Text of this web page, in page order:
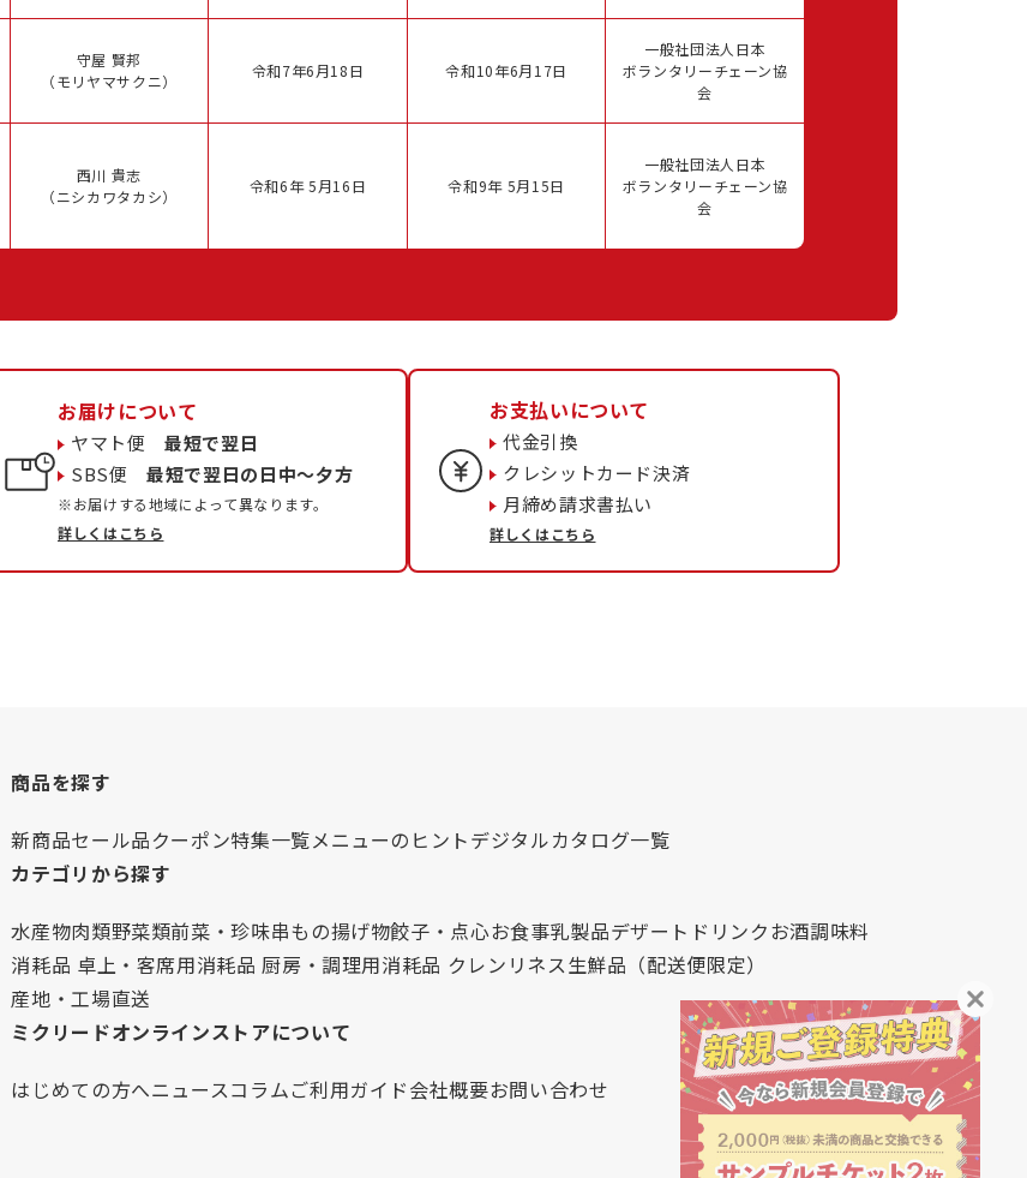
守屋 賢邦
（モリヤマサクニ）
令和7年6月18日 令和10年6月17日
一般社団法人日本
ボランタリーチェーン協
会
西川 貴志
（ニシカワタカシ）
令和6年 5月16日 令和9年 5月15日
一般社団法人日本
ボランタリーチェーン協
会
お届けについて
ヤマト便最短で翌日
SBS便最短で翌日の日中〜夕方
※お届けする地域によって異なります。
詳しくはこちら
お支払いについて
代金引換
クレシットカード決済
月締め請求書払い
詳しくはこちら
商品を探す
新商品セール品クーポン特集一覧メニューのヒントデジタルカタログ一覧
カテゴリから探す
水産物肉類野菜類前菜・珍味串もの揚げ物餃子・点心お食事乳製品デザート ドリンクお酒調味料
消耗品 卓上・客席用消耗品 厨房・調理用消耗品 クレンリネス生鮮品（配送便限定）
産地・工場直送
ミクリードオンラインストアについて
はじめての方へニュースコラムご利用ガイド会社概要お問い合わせ